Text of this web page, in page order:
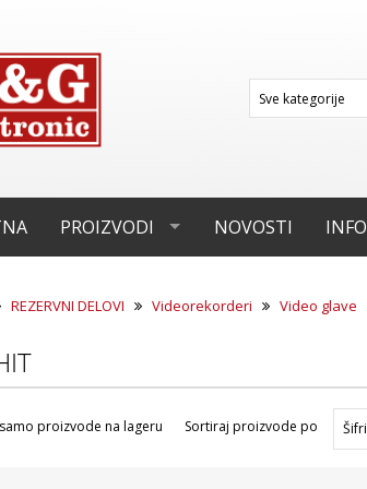
PROIZVODI NOVOSTI INFO
REZERVNI DELOVI Videorekorderi Video glave
proizvode na lageru Sortiraj proizvode po